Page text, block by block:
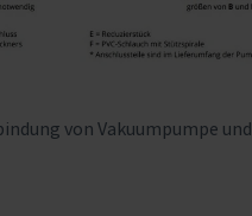
von Vakuumpumpe und